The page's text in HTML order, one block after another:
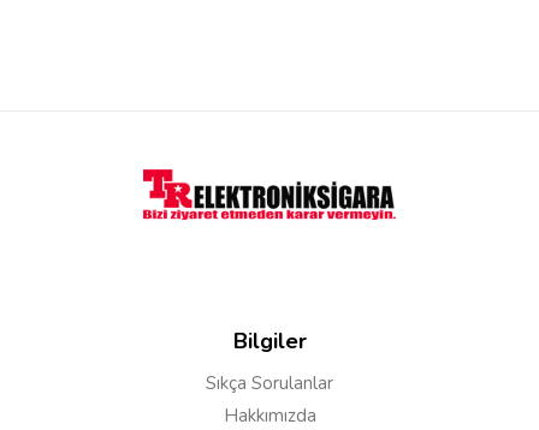
Bilgiler
Sıkça Sorulanlar
Hakkımızda